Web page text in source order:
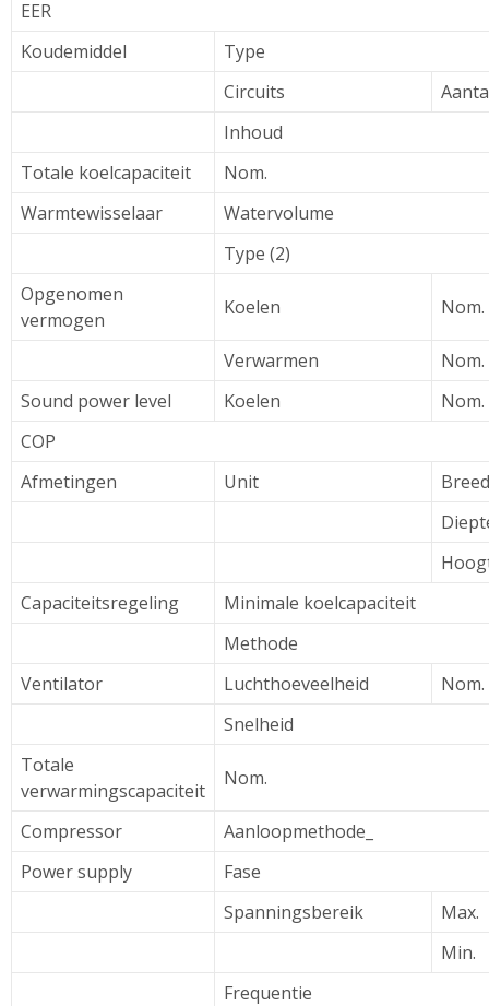
EER
Koudemiddel
Type
Circuits
Inhoud
Totale koelcapaciteit
Nom.
Warmtewisselaar
Watervolume
Type (2)
Opgenomen
vermogen
Koelen Nom.
Verwarmen
Nom.
Sound power level
Koelen
Nom.
COP
Afmetingen
Unit
Capaciteitsregeling
Minimale koelcapaciteit
Methode
Ventilator
Luchthoeveelheid
Nom.
Snelheid
Totale
verwarmingscapaciteit
Nom.
Compressor
Aanloopmethode_
Power supply
Fase
Spanningsbereik
Max.
Min.
Frequentie